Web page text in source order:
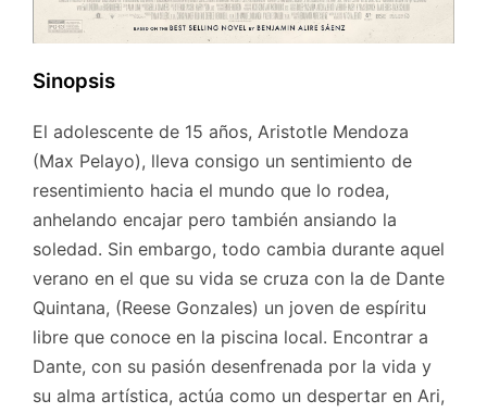
Sinopsis
El adolescente de 15 años, Aristotle Mendoza
(Max Pelayo), lleva consigo un sentimiento de
resentimiento hacia el mundo que lo rodea,
anhelando encajar pero también ansiando la
soledad. Sin embargo, todo cambia durante aquel
verano en el que su vida se cruza con la de Dante
Quintana, (Reese Gonzales) un joven de espíritu
libre que conoce en la piscina local. Encontrar a
Dante, con su pasión desenfrenada por la vida y
su alma artística, actúa como un despertar en Ari,